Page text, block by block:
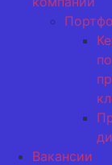
по
Вакансии